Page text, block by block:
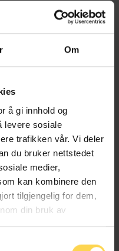
Om
å gi innhold og
levere sosiale
trafikken vår. Vi deler
du bruker nettstedet
medier,
kan kombinere den
tilgjengelig for dem,
din bruk av
ved kommunenes
knyttes til andre
kan følgende
2018. (Arbeidet
«Hva skal vi med en
Kjønn og vold
og tiltaksutvikling
välfärdsforskning,
analyserer hvordan
svakt i